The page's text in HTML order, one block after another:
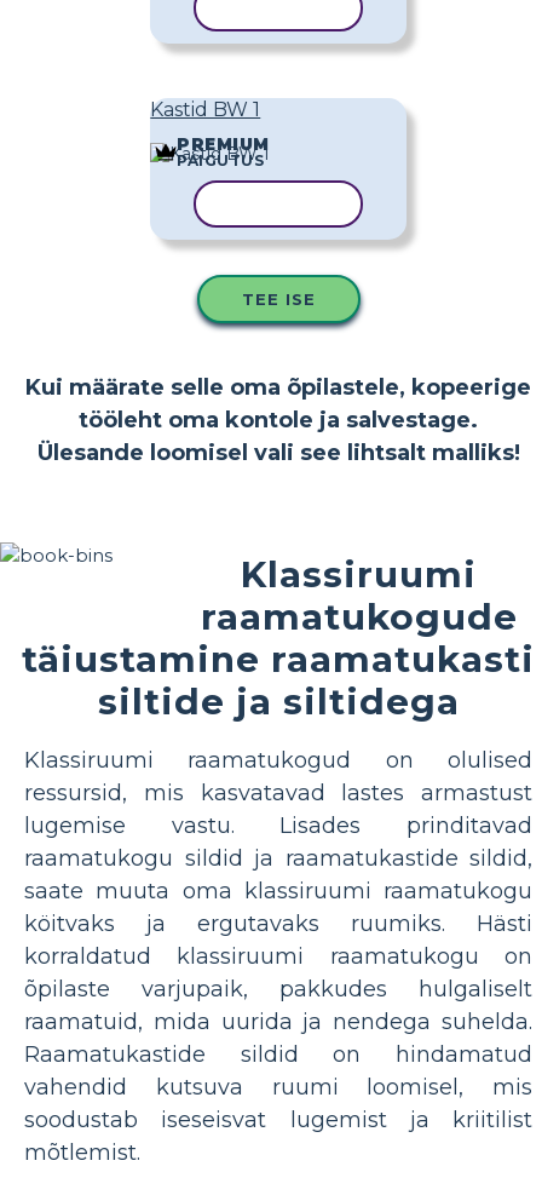
Kastid BW 1
PREMIUM
PAIGUTUS
TEE ISE
Kui määrate selle oma õpilastele, kopeerige
tööleht oma kontole ja salvestage.
Ülesande loomisel vali see lihtsalt malliks!
Klassiruumi
raamatukogude
täiustamine raamatukasti
siltide ja siltidega
Klassiruumi raamatukogud on olulised
ressursid, mis kasvatavad lastes armastust
lugemise vastu. Lisades prinditavad
raamatukogu sildid ja raamatukastide sildid,
saate muuta oma klassiruumi raamatukogu
köitvaks ja ergutavaks ruumiks. Hästi
korraldatud klassiruumi raamatukogu on
õpilaste varjupaik, pakkudes hulgaliselt
raamatuid, mida uurida ja nendega suhelda.
Raamatukastide sildid on hindamatud
vahendid kutsuva ruumi loomisel, mis
soodustab iseseisvat lugemist ja kriitilist
mõtlemist.